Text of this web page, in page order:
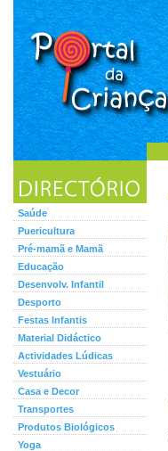
Saúde
Puericultura
Pré-mamã e Mamã
Educação
Desenvolv. Infantil
Desporto
Festas Infantis
Material Didáctico
Actividades Lúdicas
Vestuário
Casa e Decor
Transportes
Produtos Biológicos
Yoga